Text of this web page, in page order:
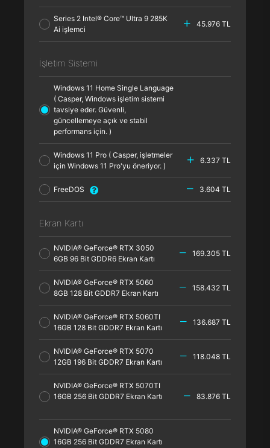
Series 2 Intel® Core™ Ultra 9 285K
Ai işlemci
45.976 TL
İşletim Sistemi
Windows 11 Home Single Language
( Casper, Windows işletim sistemi
tavsiye eder. Güvenli,
güncellemeye açık ve stabil
performans için. )
Windows 11 Pro ( Casper, işletmeler
için Windows 11 Pro'yu öneriyor. )
6.337 TL
FreeDOS 3.604 TL
Ekran Kartı
NVIDIA® GeForce® RTX 3050
6GB 96 Bit GDDR6 Ekran Kartı
169.305 TL
NVIDIA® GeForce® RTX 5060
8GB 128 Bit GDDR7 Ekran Kartı
158.432 TL
NVIDIA® GeForce® RTX 5060TI
16GB 128 Bit GDDR7 Ekran Kartı
136.687 TL
NVIDIA® GeForce® RTX 5070
12GB 196 Bit GDDR7 Ekran Kartı
118.048 TL
NVIDIA® GeForce® RTX 5070TI
16GB 256 Bit GDDR7 Ekran Kartı
83.876 TL
NVIDIA® GeForce® RTX 5080
16GB 256 Bit GDDR7 Ekran Kartı